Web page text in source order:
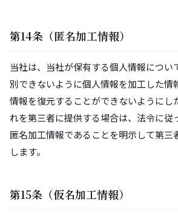
第14条（匿名加工情報）
当社は、当社が保有する個人情報につい
別できないように個人情報を加工した情
情報を復元することができないようにし
れを第三者に提供する場合は、法令に従
匿名加工情報であることを明示して第三
します。
第15条（仮名加工情報）